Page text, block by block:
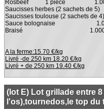
Rosbeef 1 pièce
Saucisses herbes (2 sachets de
Saucisses toulouse (2 sachets de
Sauce bolognaise
Braisé 1.000
A la ferme:15.70 €/kg
Livré -de 250 km 18.20 €/kg
Livré + de 250 km 19.40 €/kg
(lot E) Lot grillade entre
l'os),tournedos,le top du